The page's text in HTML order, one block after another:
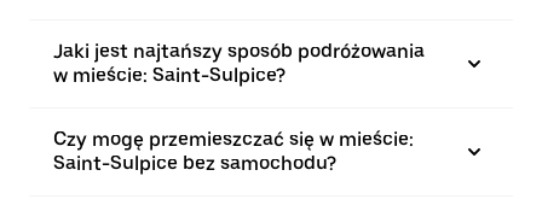
Jaki jest najtańszy sposób podróżowania
w mieście: Saint-Sulpice?
Czy mogę przemieszczać się w mieście:
Saint-Sulpice bez samochodu?